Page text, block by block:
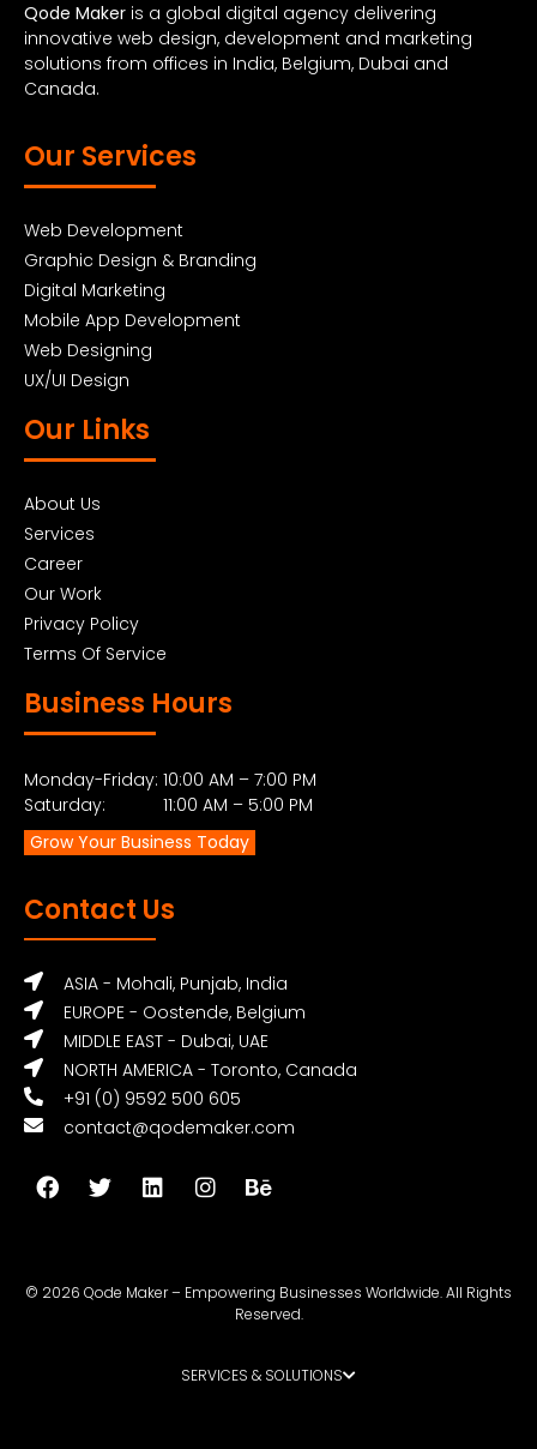
Qode Maker is a global digital agency delivering
innovative web design, development and marketing
solutions from offices in India, Belgium, Dubai and
Canada.
Our Services
Web Development
Graphic Design & Branding
Digital Marketing
Mobile App Development
Web Designing
UX/UI Design
Our Links
About Us
Services
Career
Our Work
Privacy Policy
Terms Of Service
Business Hours
Monday-Friday: 10:00 AM – 7:00 PM
Saturday: 11:00 AM – 5:00 PM
Grow Your Business Today
Contact Us
ASIA - Mohali, Punjab, India
EUROPE - Oostende, Belgium
MIDDLE EAST - Dubai, UAE
NORTH AMERICA - Toronto, Canada
+91 (0) 9592 500 605
contact@qodemaker.com
© 2026 Qode Maker – Empowering Businesses Worldwide. All Rights
Reserved.
SERVICES & SOLUTIONS